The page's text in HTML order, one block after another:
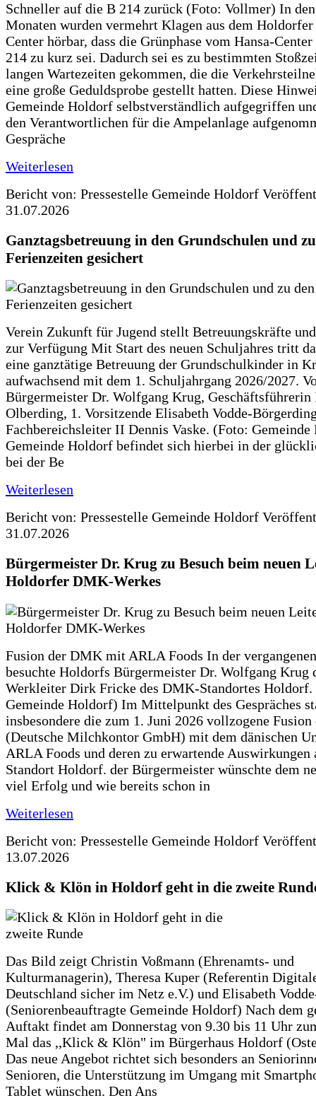
Schneller auf die B 214 zurück (Foto: Vollmer) In
Monaten wurden vermehrt Klagen aus dem Holdorfer
Center hörbar, dass die Grünphase vom Hansa-
214 zu kurz sei. Dadurch sei es zu bestimmten
langen Wartezeiten gekommen, die die
eine große Geduldsprobe gestellt hatten. Diese
Gemeinde Holdorf selbstverständlich aufgegriffen
den Verantwortlichen für die Ampelanlage
Gespräche
Weiterlesen
Bericht von: Pressestelle Gemeinde Holdorf
31.07.2026
Ganztagsbetreuung in den Grundschulen und
Ferienzeiten gesichert
Verein Zukunft für Jugend stellt Betreuungskräfte
zur Verfügung Mit Start des neuen Schuljahres tritt
eine ganztätige Betreuung der Grundschulkinder in
aufwachsend mit dem 1. Schuljahrgang 2026/2027.
Bürgermeister Dr. Wolfgang Krug, Geschäftsführerin
Olberding, 1. Vorsitzende Elisabeth Vodde-
Fachbereichsleiter II Dennis Vaske. (Foto:
Gemeinde Holdorf befindet sich hierbei in der
bei der Be
Weiterlesen
Bericht von: Pressestelle Gemeinde Holdorf
31.07.2026
Bürgermeister Dr. Krug zu Besuch beim neuen
Holdorfer DMK-Werkes
Fusion der DMK mit ARLA Foods In der
besuchte Holdorfs Bürgermeister Dr. Wolfgang Krug
Werkleiter Dirk Fricke des DMK-Standortes Holdorf.
Gemeinde Holdorf) Im Mittelpunkt des Gespräches
insbesondere die zum 1. Juni 2026 vollzogene
(Deutsche Milchkontor GmbH) mit dem dänischen
ARLA Foods und deren zu erwartende Auswirkungen
Standort Holdorf. der Bürgermeister wünschte dem
viel Erfolg und wie bereits schon in
Weiterlesen
Bericht von: Pressestelle Gemeinde Holdorf
13.07.2026
Klick & Klön in Holdorf geht in die zweite
Das Bild zeigt Christin Voßmann (Ehrenamts- und
Kulturmanagerin), Theresa Kuper (Referentin
Deutschland sicher im Netz e.V.) und Elisabeth
(Seniorenbeauftragte Gemeinde Holdorf) Nach dem
Auftakt findet am Donnerstag von 9.30 bis 11 Uhr
Mal das ,,Klick & Klön" im Bürgerhaus Holdorf
Das neue Angebot richtet sich besonders an
Senioren, die Unterstützung im Umgang mit
Tablet wünschen. Den Ans